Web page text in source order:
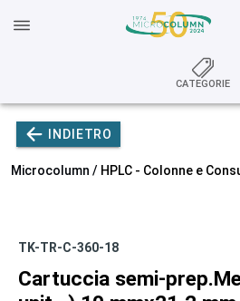
CATEGORIE
INDIETRO
Microcolumn / HPLC - Colonne e
TK-TR-C-360-18
Cartuccia semi-